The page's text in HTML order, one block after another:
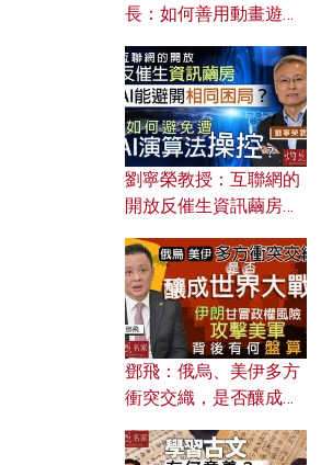
長：如何善用動畫遊戲
劉寧榮教授：互聯網的
開放反催生資訊繭房，
何避免遭AI演算法操
控？
鄧飛：俄烏、美伊多方
衝突交織，是否釀成世
風險攻擊美軍，背後有